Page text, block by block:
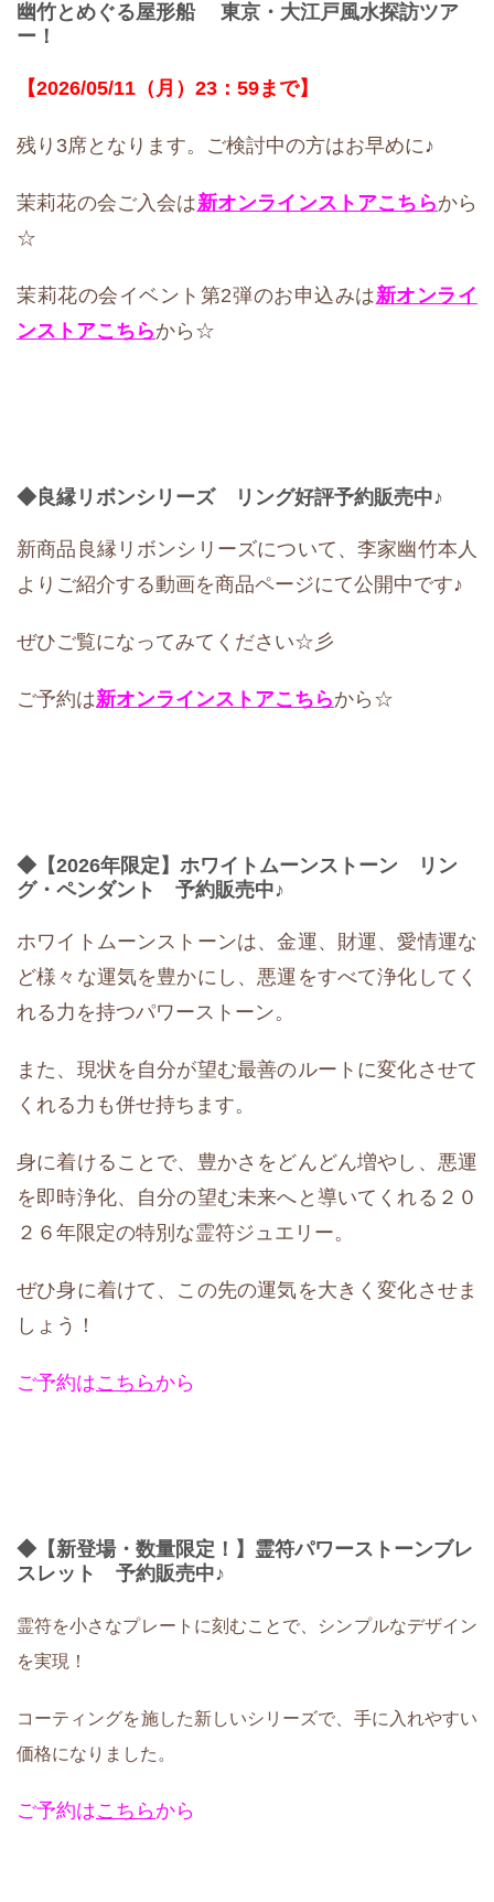
幽竹とめぐる屋形船 東京・大江戸風水探訪ツア
ー！
【2026/05/11（月）23：59まで】
残り3席となります。ご検討中の方はお早めに♪
茉莉花の会ご入会は新オンラインストアこちらから
☆
茉莉花の会イベント第2弾のお申込みは新オンライ
ンストアこちらから☆
◆良縁リボンシリーズ リング好評予約販売中♪
新商品良縁リボンシリーズについて、李家幽竹本人
よりご紹介する動画を商品ページにて公開中です♪
ぜひご覧になってみてください☆彡
ご予約は新オンラインストアこちらから☆
◆【2026年限定】ホワイトムーンストーン リン
グ・ペンダント 予約販売中♪
ホワイトムーンストーンは、金運、財運、愛情運な
ど様々な運気を豊かにし、悪運をすべて浄化してく
れる力を持つパワーストーン。
また、現状を自分が望む最善のルートに変化させて
くれる力も併せ持ちます。
身に着けることで、豊かさをどんどん増やし、悪運
を即時浄化、自分の望む未来へと導いてくれる２０
２６年限定の特別な霊符ジュエリー。
ぜひ身に着けて、この先の運気を大きく変化させま
しょう！
ご予約はこちらから
◆【新登場・数量限定！】霊符パワーストーンブレ
スレット 予約販売中♪
霊符を小さなプレートに刻むことで、シンプルなデザイン
を実現！
コーティングを施した新しいシリーズで、手に入れやすい
価格になりました。
ご予約はこちらから